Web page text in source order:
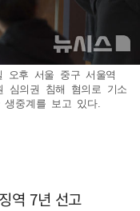
오후 서울 중구 서울역
심의권 침해 혐의로 기소
중계를 보고 있다.
역 7년 선고